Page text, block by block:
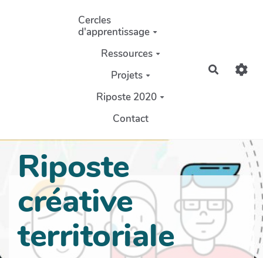
Aller au contenu principal
Cercles
d'apprentissage
Ressources
Projets
Riposte 2020
Contact
Riposte
créative
territoriale